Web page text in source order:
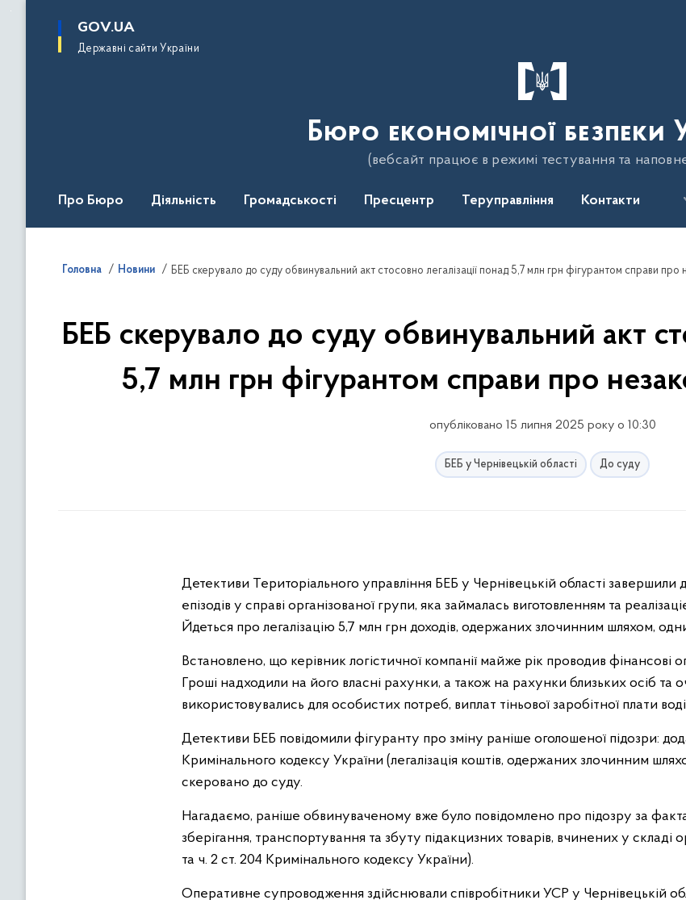
основного
GOV.UA
Державні сайти України
Бюро економічної безпеки
(вебсайт працює в режимі тестування та
Про Бюро Діяльність Громадськості Пресцентр Теруправління Контакти
Головна Новини
БЕБ скерувало до суду обвинувальний акт
5,7 млн грн фігурантом справи про
опубліковано 15 липня 2025 року о 10:30
БЕБ у Чернівецькій області До суду
Детективи Територіального управління БЕБ у Чернівецькій області завершили
епізодів у справі організованої групи, яка займалась виготовленням та
Йдеться про легалізацію 5,7 млн грн доходів, одержаних злочинним шляхом,
Встановлено, що керівник логістичної компанії майже рік проводив фінансові
Гроші надходили на його власні рахунки, а також на рахунки близьких осіб та
використовувались для особистих потреб, виплат тіньової заробітної плати
Детективи БЕБ повідомили фігуранту про зміну раніше оголошеної підозри:
Кримінального кодексу України (легалізація коштів, одержаних злочинним
скеровано до суду.
Нагадаємо, раніше обвинуваченому вже було повідомлено про підозру за
зберігання, транспортування та збуту підакцизних товарів, вчинених у складі
та ч. 2 ст. 204 Кримінального кодексу України).
Оперативне супроводження здійснювали співробітники УСР у Чернівецькій